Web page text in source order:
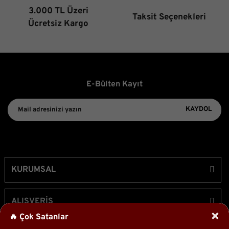
🔥 Çok Satanlar ×
3.000 TL Üzeri
Ücretsiz Kargo
Taksit Seçenekleri
E-Bülten Kayıt
KAYDOL
KURUMSAL
ALIŞVERİŞ